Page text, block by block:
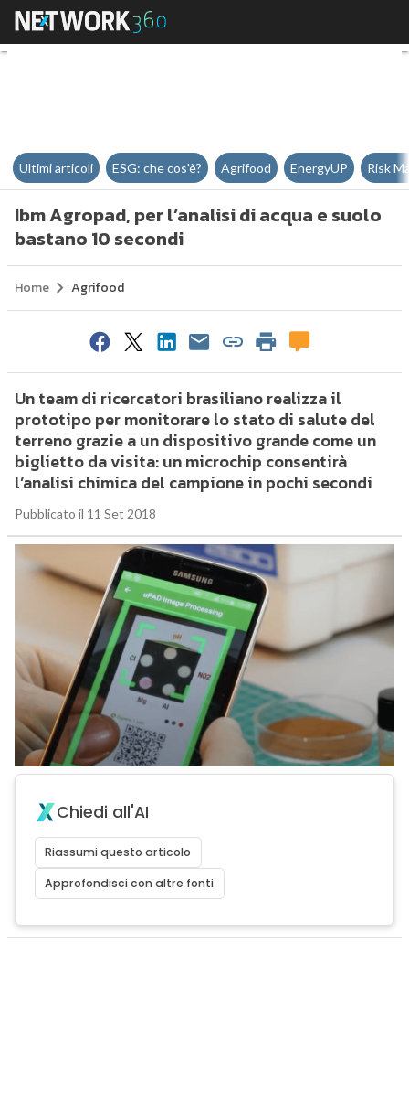
Ibm Agropad, per l’analisi di
Ultimi articoli ESG: che cos'è? Agrifood EnergyUP Risk
Ibm Agropad, per l’analisi di acqua e suolo
bastano 10 secondi
Home Agrifood
Un team di ricercatori brasiliano realizza il
prototipo per monitorare lo stato di salute del
terreno grazie a un dispositivo grande come un
biglietto da visita: un microchip consentirà
l’analisi chimica del campione in pochi secondi
Pubblicato il 11 Set 2018
Chiedi all'AI
Riassumi questo articolo
Approfondisci con altre fonti